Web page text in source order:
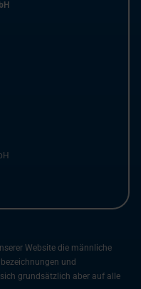
Website die männliche
und
grundsätzlich aber auf alle